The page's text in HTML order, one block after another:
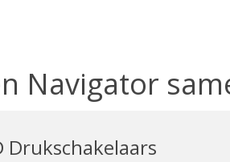
Navigator
Drukschakelaars